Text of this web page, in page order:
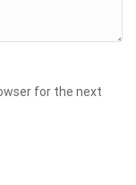
for the next